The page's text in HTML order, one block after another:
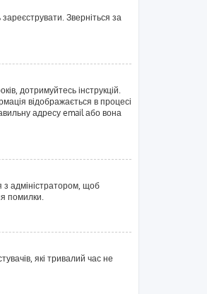
Зверніться за
дотримуйтесь інструкцій.
відображається в процесі
адресу email або вона
з адміністратором, щоб
помилки.
які тривалий час не